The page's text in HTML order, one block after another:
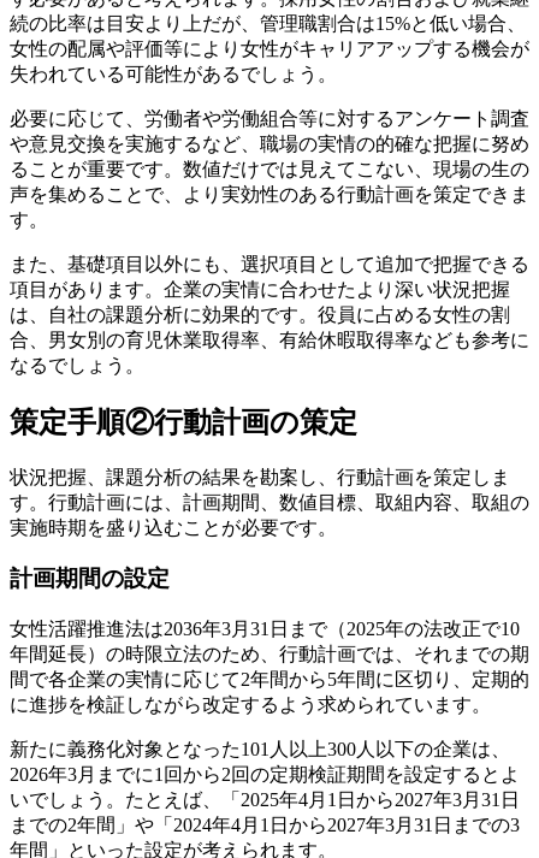
続の比率は目安より上だが、管理職割合は15%と低い場合、
女性の配属や評価等により女性がキャリアアップする機会が
失われている可能性があるでしょう。
必要に応じて、労働者や労働組合等に対するアンケート調査
や意見交換を実施するなど、職場の実情の的確な把握に努め
ることが重要です。数値だけでは見えてこない、現場の生の
声を集めることで、より実効性のある行動計画を策定できま
す。
また、基礎項目以外にも、選択項目として追加で把握できる
項目があります。企業の実情に合わせたより深い状況把握
は、自社の課題分析に効果的です。役員に占める女性の割
合、男女別の育児休業取得率、有給休暇取得率なども参考に
なるでしょう。
策定手順②行動計画の策定
状況把握、課題分析の結果を勘案し、行動計画を策定しま
す。行動計画には、計画期間、数値目標、取組内容、取組の
実施時期を盛り込むことが必要です。
計画期間の設定
女性活躍推進法は2036年3月31日まで（2025年の法改正で10
年間延長）の時限立法のため、行動計画では、それまでの期
間で各企業の実情に応じて2年間から5年間に区切り、定期的
に進捗を検証しながら改定するよう求められています。
新たに義務化対象となった101人以上300人以下の企業は、
2026年3月までに1回から2回の定期検証期間を設定するとよ
いでしょう。たとえば、「2025年4月1日から2027年3月31日
までの2年間」や「2024年4月1日から2027年3月31日までの3
年間」といった設定が考えられます。